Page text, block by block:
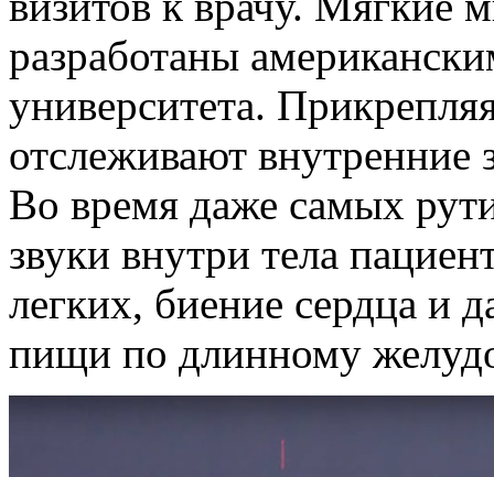
разработаны
университета.
отслеживают внутренние
Во время даже самых
звуки внутри тела
легких, биение сердца и
пищи по длинному